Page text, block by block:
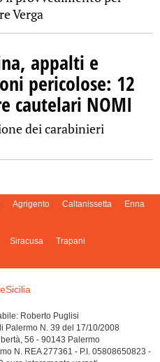
Verga
appalti e
pericolose: 12
cautelari NOMI
dei carabinieri
Agrigento Caltanissetta Enna
Siracusa Trapani
Roberto Puglisi
Palermo N. 39 del 17/10/2008
56 - 90143 Palermo
N. REA 277361 - P.I. 05808650823 -